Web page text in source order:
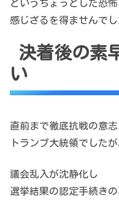
というちょっとした恐怖
感じざるを得ませんでし
決着後の素
い
直前まで徹底抗戦の意
トランプ大統領でしたが
議会乱入が沈静化し
選挙結果の認定手続き